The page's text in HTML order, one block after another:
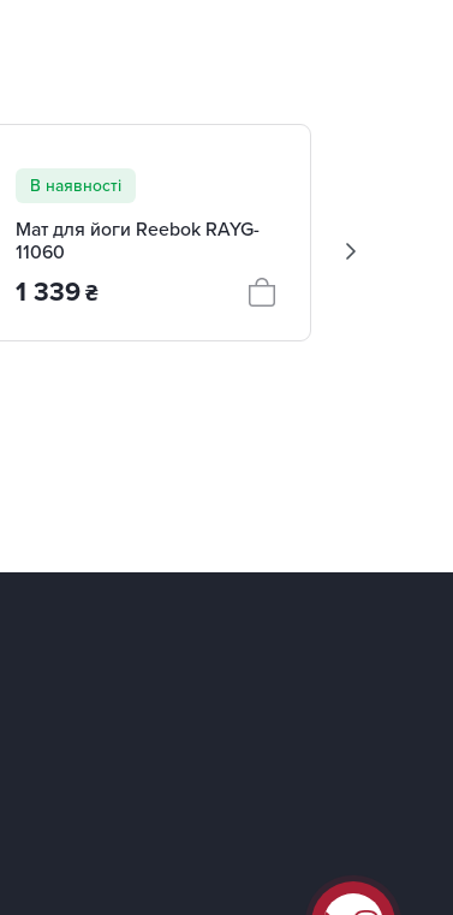
+ 2 ВАРІАНТИ
В наявності
Мат для йоги Reebok RAYG-
11060
1 339₴
Fitness